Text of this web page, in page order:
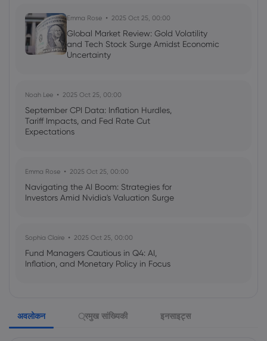
Emma Rose 2025 Oct 25, 00:00
Global Market Review: Gold Volatility
and Tech Stock Surge Amidst Economic
Uncertainty
Noah Lee 2025 Oct 25, 00:00
September CPI Data: Inflation Hurdles,
Tariff Impacts, and Fed Rate Cut
Expectations
Emma Rose 2025 Oct 25, 00:00
Navigating the AI Boom: Strategies for
Investors Amid Nvidia's Valuation Surge
Sophia Claire 2025 Oct 25, 00:00
Fund Managers Cautious in Q4: AI,
Inflation, and Monetary Policy in Focus
US Government Shutdown Threatens
October Inflation Data Release
अवलोकन ्रमुख सांख्यिकी इनसाइट्स